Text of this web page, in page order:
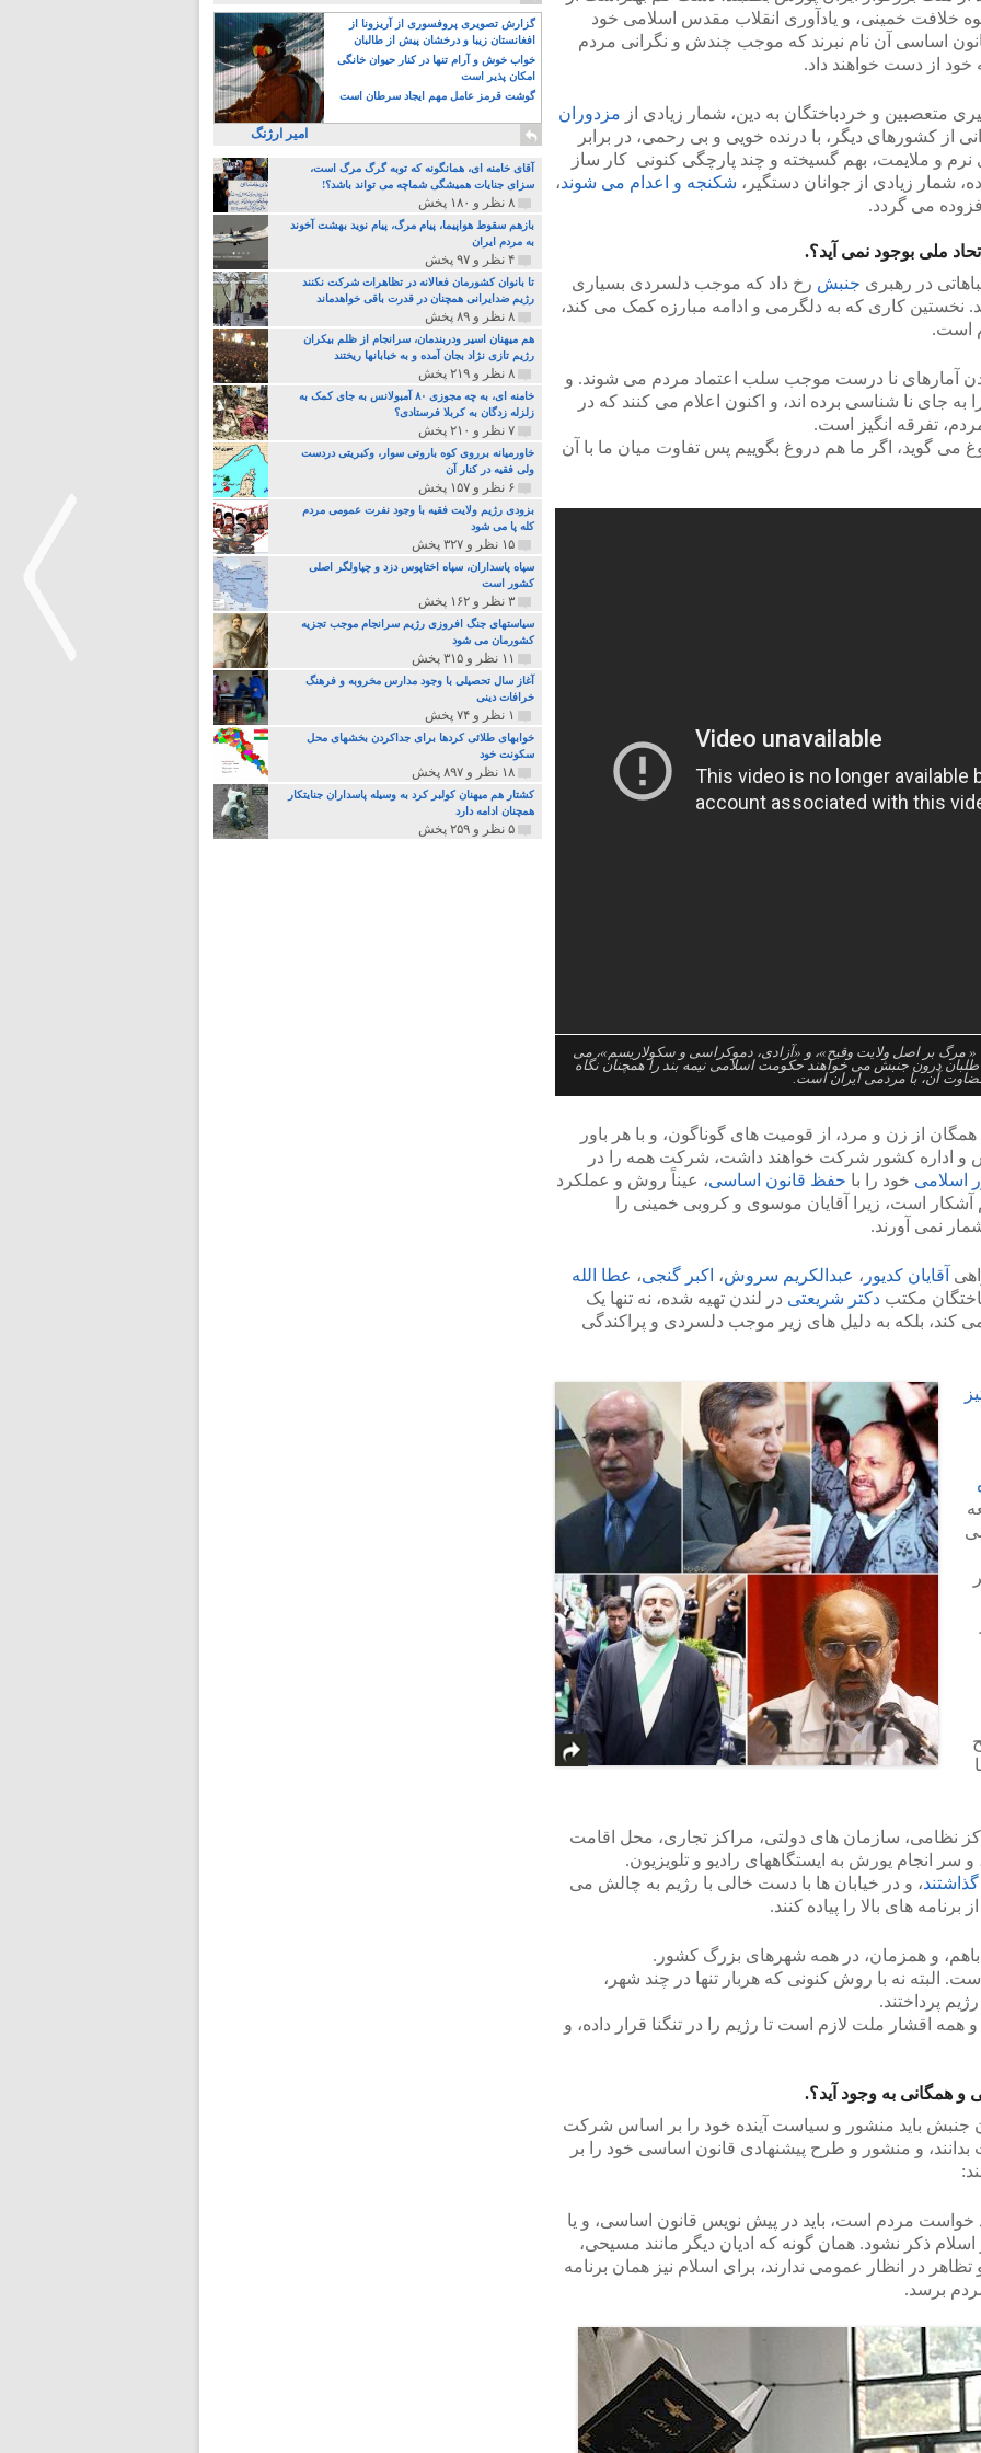
خلافت خمینی، و یادآوری انقلاب مقدس اسلامی خود
اساسی آن نام نبرند که موجب چندش و نگرانی مردم
از دست خواهند داد.
متعصبین و خردباختگان به دین، شمار زیادی از مزدوران
از کشورهای دیگر، با درنده خویی و بی رحمی، در برابر
و ملایمت، بهم گسیخته و چند پارچگی کنونی کار ساز
شمار زیادی از جوانان دستگیر، شکنجه و اعدام می شوند،
می گردد.
ملی بوجود نمی آید؟.
جنبش رخ داد که موجب دلسردی بسیاری
نخستین کاری که به دلگرمی و ادامه مبارزه کمک می کند،
است.
آمارهای نا درست موجب سلب اعتماد مردم می شوند. و
جای نا شناسی برده اند، و اکنون اعلام می کنند که در
تفرقه انگیز است.
می گوید، اگر ما هم دروغ بگوییم پس تفاوت میان ما با آن
« مرگ بر اصل ولایت وقیح»، و «آزادی، دموکراسی و سکولاریسم»، می
درون جنبش می خواهند حکومت اسلامی نیمه بند را همچنان نگاه
آن، با مردمی ایران است.
از زن و مرد، از قومیت های گوناگون، و با هر باور
و اداره کشور شرکت خواهند داشت، شرکت همه را در
اسلامی خود را با حفظ قانون اساسی، عیناً روش و عملکرد
آشکار است، زیرا آقایان موسوی و کروبی خمینی را
نمی آورند.
آقایان کدیور ، عبدالکریم سروش، اکبر گنجی، عطا الله
مکتب دکتر شریعتی در لندن تهیه شده، نه تنها یک
کند، بلکه به دلیل های زیر موجب دلسردی و پراکندگی
نظامی، سازمان های دولتی، مراکز تجاری، محل اقامت
سر انجام یورش به ایستگاههای رادیو و تلویزیون.
، و در خیابان ها با دست خالی با رژیم به چالش می
برنامه های بالا را پیاده کنند.
البته نه با روش کنونی که هربار تنها در چند شهر،
پرداختند.
اقشار ملت لازم است تا رژیم را در تنگنا قرار داده، و
همگانی به وجود آید؟.
جنبش باید منشور و سیاست آینده خود را بر اساس شرکت
و منشور و طرح پیشنهادی قانون اساسی خود را بر
خواست مردم است، باید در پیش نویس قانون اساسی، و یا
ذکر نشود. همان گونه که ادیان دیگر مانند مسیحی،
تظاهر در انظار عمومی ندارند، برای اسلام نیز همان برنامه
برسد.
گزارش تصویری پروفسوری از آریزونا از
افغانستان زیبا و درخشان پیش از طالبان
خواب خوش و آرام تنها در کنار حیوان خانگی
امکان پذیر است
گوشت قرمز عامل مهم ایجاد سرطان است
امیر ارژنگ
آقای خامنه ای، همانگونه که توبه گرگ مرگ است،
سزای جنایات همیشگی شماچه می تواند باشد؟!
۸ نظر و ۱۸۰ پخش
بازهم سقوط هواپیما، پیام مرگ، پیام نوید بهشت آخوند
به مردم ایران
۴ نظر و ۹۷ پخش
تا بانوان کشورمان فعالانه در تظاهرات شرکت نکنند
رژیم ضدایرانی همچنان در قدرت باقی خواهدماند
۸ نظر و ۸۹ پخش
هم میهنان اسیر ودربندمان، سرانجام از ظلم بیکران
رژیم تازی نژاد بجان آمده و به خبابانها ریختند
۸ نظر و ۲۱۹ پخش
خامنه ای، به چه مجوزی ۸۰ آمبولانس به جای کمک به
زلزله زدگان به کربلا فرستادی؟
۷ نظر و ۲۱۰ پخش
خاورمیانه برروی کوه باروتی سوار، وکبریتی دردست
ولی فقیه در کنار آن
۶ نظر و ۱۵۷ پخش
بزودی رژیم ولایت فقیه با وجود نفرت عمومی مردم
کله پا می شود
۱۵ نظر و ۳۲۷ پخش
سپاه پاسداران، سپاه اختاپوس دزد و چپاولگر اصلی
کشور است
۳ نظر و ۱۶۲ پخش
سیاستهای جنگ افروزی رژیم سرانجام موجب تجزیه
کشورمان می شود
۱۱ نظر و ۳۱۵ پخش
آغاز سال تحصیلی با وجود مدارس مخروبه و فرهنگ
خرافات دینی
۱ نظر و ۷۴ پخش
خوابهای طلائی کردها برای جداکردن بخشهای محل
سکونت خود
۱۸ نظر و ۸۹۷ پخش
کشتار هم میهنان کولبر کرد به وسیله پاسداران جنایتکار
همچنان ادامه دارد
۵ نظر و ۲۵۹ پخش